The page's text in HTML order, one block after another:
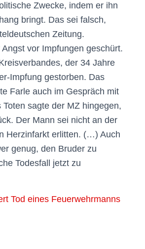
Zwecke, indem er ihn
bringt. Das sei falsch,
Zeitung.
vor Impfungen geschürt.
der 34 Jahre
Impfung gestorben. Das
Farle auch im Gespräch mit
sagte der MZ hingegen,
Der Mann sei nicht an der
Herzinfarkt erlitten. (…) Auch
genug, den Bruder zu
Todesfall jetzt zu
Tod eines Feuerwehrmanns